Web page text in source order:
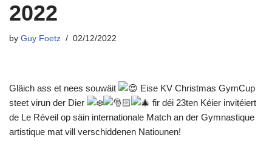
2022
by Guy Foetz 02/12/2022
Gläich ass et nees souwäit
Eise KV Christmas GymCup
steet virun der Dier
fir déi 23ten Kéier invitéiert
de Le Réveil op säin internationale Match an der Gymnastique
artistique mat vill verschiddenen Natiounen!